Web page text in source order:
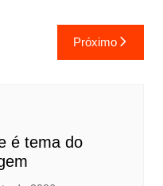
Próximo
é tema do